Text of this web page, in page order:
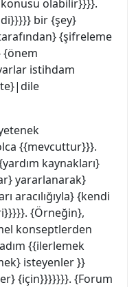
olabilir}}}}.
bir {şey}
{şifreleme
{önem
istihdam
{{mevcuttur}}}.
kaynakları}
yararlanarak}
aracılığıyla} {kendi
{Örneğin},
konseptlerden
{{ilerlemek
isteyenler }}
{için}}}}}}}. {Forum